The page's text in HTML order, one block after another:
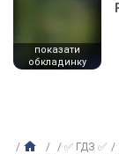
показати
обкладинку
✅ ГДЗ ✅